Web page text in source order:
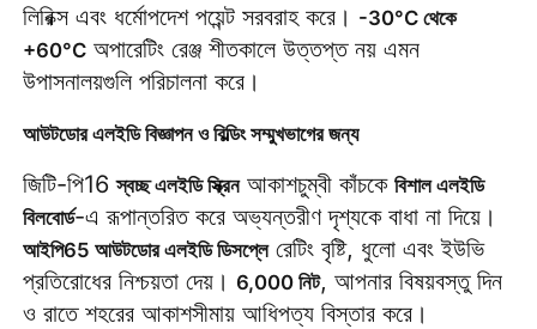
লিরিক্স এবং ধর্মোপদেশ পয়েন্ট সরবরাহ করে। -30°C থেকে
+60°C অপারেটিং রেঞ্জ শীতকালে উত্তপ্ত নয় এমন
উপাসনালয়গুলি পরিচালনা করে।
আউটডোর এলইডি বিজ্ঞাপন ও বিল্ডিং সম্মুখভাগের জন্য
জিটি-পি16 স্বচ্ছ এলইডি স্ক্রিন আকাশচুম্বী কাঁচকে বিশাল এলইডি
বিলবোর্ড
আইপি65 আউটডোর এলইডি ডিসপ্লে রেটিং বৃষ্টি, ধুলো এবং ইউভি
প্রতিরোধের নিশ্চয়তা দেয়। 6,000 নিট, আপনার বিষয়বস্তু দিন
ও রাতে শহরের আকাশসীমায় আধিপত্য বিস্তার করে।